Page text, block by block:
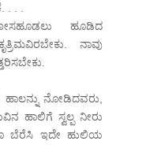
. . .
ಹೂಡಿದ
ನಾವು
ನೋಡಿದವರು,
ಹಾಲಿಗೆ ಸ್ವಲ್ಪ ನೀರು
ಬೆರೆಸಿ ಇದೇ ಹುಲಿಯ